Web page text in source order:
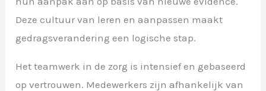
Deze cultuur van leren en aanpassen maakt
gedragsverandering een logische stap.
Het teamwerk in de zorg is intensief en gebaseerd
op vertrouwen. Medewerkers zijn afhankelijk van